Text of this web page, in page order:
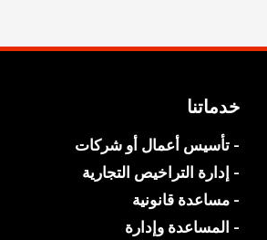
خدماتنا
- تأسيس أعمال أو شركات
- إدارة التراخيص التجارية
- مساعدة قانونية
- المساعدة وإدارة